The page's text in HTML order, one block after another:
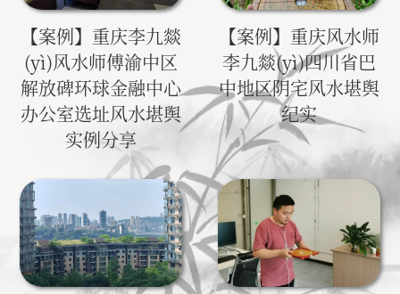
【案例】重庆李九燚
(yì)风水师傅渝中区
解放碑环球金融中心
办公室选址风水堪舆
实例分享
【案例】重庆风水师
李九燚(yì)四川省巴
中地区阴宅风水堪舆
纪实